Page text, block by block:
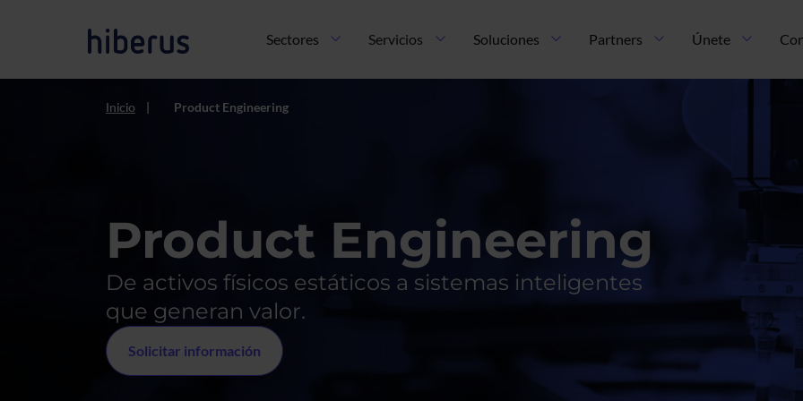
Sectores
Servicios Soluciones Partners Únete
Inicio Product Engineering
Product Engineering
De activos físicos estáticos a sistemas inteligentes
que generan valor.
Solicitar información